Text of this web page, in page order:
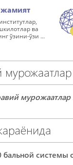
ва
ўзини-ўзи ...
мурожаатлар
бальной системы